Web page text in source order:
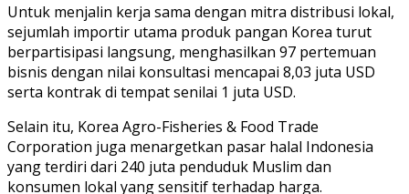
Untuk menjalin kerja sama dengan mitra distribusi lokal,
sejumlah importir utama produk pangan Korea turut
berpartisipasi langsung, menghasilkan 97 pertemuan
bisnis dengan nilai konsultasi mencapai 8,03 juta USD
serta kontrak di tempat senilai 1 juta USD.
Selain itu, Korea Agro-Fisheries & Food Trade
Corporation juga menargetkan pasar halal Indonesia
yang terdiri dari 240 juta penduduk Muslim dan
konsumen lokal yang sensitif terhadap harga.